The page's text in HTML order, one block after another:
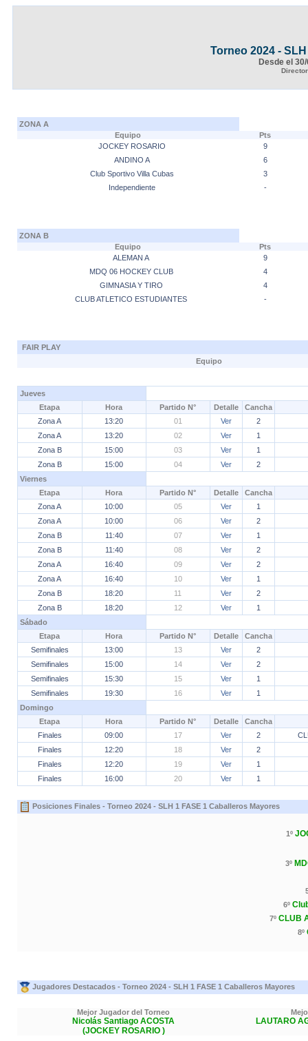
Torneo 2024 -
Desde el
ZONA A
Equipo
Pts
JOCKEY ROSARIO
9
ANDINO A
6
Club Sportivo Villa Cubas
3
Independiente
-
ZONA B
Equipo
Pts
ALEMAN A
9
MDQ 06 HOCKEY CLUB
4
GIMNASIA Y TIRO
4
CLUB ATLETICO ESTUDIANTES
-
FAIR PLAY
Equipo
Jueves
Etapa
Hora Partido N° Detalle
Cancha
Zona A
13:20 01 Ver
2
Zona A
13:20 02 Ver
1
Zona B
15:00 03 Ver
1
Zona B
15:00 04 Ver
2
Viernes
Etapa
Hora Partido N° Detalle
Cancha
Zona A
10:00 05 Ver
1
Zona A
10:00 06 Ver
2
Zona B
11:40 07 Ver
1
Zona B
11:40 08 Ver
2
Zona A
16:40 09 Ver
2
Zona A
16:40 10 Ver
1
Zona B
18:20 11 Ver
2
Zona B
18:20 12 Ver
1
Sábado
Etapa
Hora Partido N° Detalle
Cancha
Semifinales
13:00 13 Ver
2
Semifinales
15:00 14 Ver
2
Semifinales
15:30 15 Ver
1
Semifinales
19:30 16 Ver
1
Domingo
Etapa
Hora Partido N° Detalle
Cancha
Finales
09:00 17 Ver 2
Finales
12:20 18 Ver
2
Finales
12:20 19 Ver
1
Finales
16:00 20 Ver 1
Posiciones Finales - Torneo 2024 - SLH 1 FASE 1 Caballeros Mayores
1º
3º
6º
7º CLUB
8º
Jugadores Destacados - Torneo 2024 - SLH 1 FASE 1 Caballeros Mayores
Mejor Jugador del Torneo
Nicolás Santiago ACOSTA
(JOCKEY ROSARIO )
LAUTARO